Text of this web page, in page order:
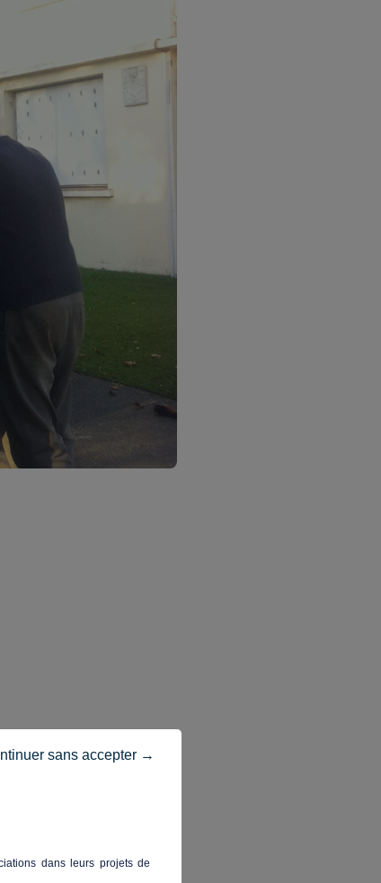
dans leurs projets de
sans accepter →